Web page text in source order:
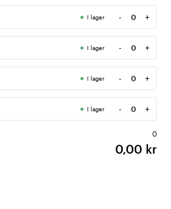
I lager -
Antal
+
I lager -
Antal
+
I lager -
Antal
+
I lager -
Antal
+
0
0,00 kr